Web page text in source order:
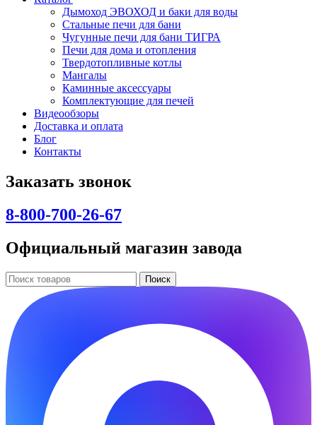
Дымоход ЭВОХОД и баки для воды
Стальные печи для бани
Чугунные печи для бани ТИГРА
Печи для дома и отопления
Твердотопливные котлы
Мангалы
Каминные аксессуары
Комплектующие для печей
Видеообзоры
Доставка и оплата
Блог
Контакты
Заказать звонок
8-800-700-26-67
Официальный магазин завода
Поиск